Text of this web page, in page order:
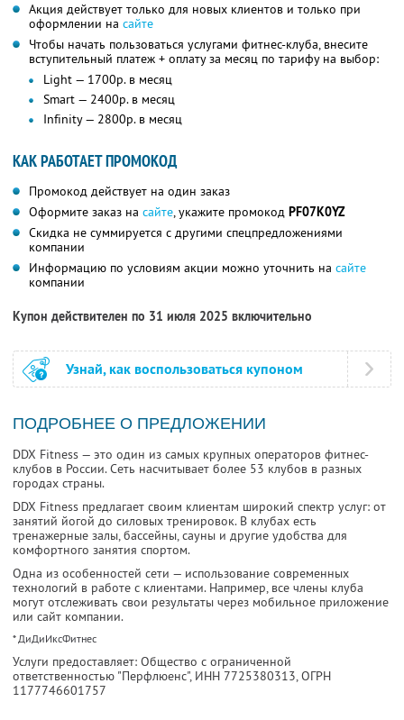
Акция действует только для новых клиентов и только при
оформлении на сайте
Чтобы начать пользоваться услугами фитнес-клуба, внесите
вступительный платеж + оплату за месяц по тарифу на выбор:
Light — 1700р. в месяц
Smart — 2400р. в месяц
Infinity — 2800р. в месяц
КАК РАБОТАЕТ ПРОМОКОД
Промокод действует на один заказ
Оформите заказ на сайте, укажите промокод PF07K0YZ
Скидка не суммируется с другими спецпредложениями
компании
Информацию по условиям акции можно уточнить на сайте
компании
Купон действителен по 31 июля 2025 включительно
Узнай, как воспользоваться купоном
ПОДРОБНЕЕ О ПРЕДЛОЖЕНИИ
DDX Fitness — это один из самых крупных операторов фитнес-
клубов в России. Сеть насчитывает более 53 клубов в разных
городах страны.
DDX Fitness предлагает своим клиентам широкий спектр услуг: от
занятий йогой до силовых тренировок. В клубах есть
тренажерные залы, бассейны, сауны и другие удобства для
комфортного занятия спортом.
Одна из особенностей сети — использование современных
технологий в работе с клиентами. Например, все члены клуба
могут отслеживать свои результаты через мобильное приложение
или сайт компании.
* ДиДиИксФитнес
Услуги предоставляет: Общество с ограниченной
ответственностью "Перфлюенс", ИНН 7725380313, ОГРН
1177746601757